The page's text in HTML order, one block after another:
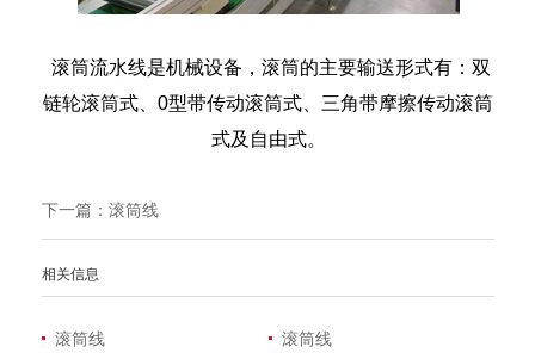
滚筒流水线是机械设备，滚筒的主要输送形式有：双
链轮滚筒式、0型带传动滚筒式、三角带摩擦传动滚筒
式及自由式。
下一篇： 滚筒线
相关信息
滚筒线 滚筒线